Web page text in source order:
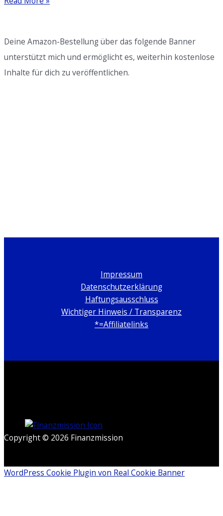
verdienen
deiner
Meinung
Deine Amazon-Bestellung über das folgende Banner
unterstützt mich und ermöglicht es, weiterhin kostenlose
Inhalte für dich zu veröffentlichen.
Impressum
Datenschutzerklärung
Haftungsausschluss
Wichtiger Hinweis / Transparenz
*=Affiliatelinks
Copyright © 2026 Finanzmission
WordPress Cookie Plugin von Real Cookie Banner